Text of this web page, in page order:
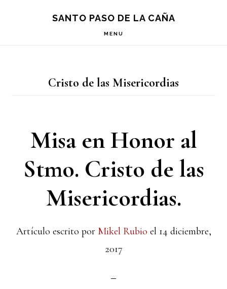
SANTO PASO DE LA CAÑA
MENU
Cristo de las Misericordias
Misa en Honor al
Stmo. Cristo de las
Misericordias.
Artículo escrito por Mikel Rubio el 14 diciembre,
2017